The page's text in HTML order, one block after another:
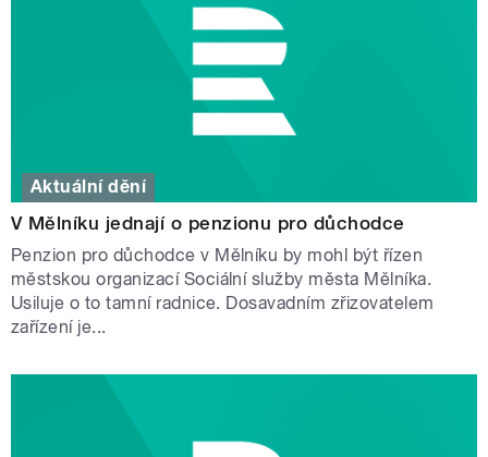
Aktuální dění
V Mělníku jednají o penzionu pro důchodce
Penzion pro důchodce v Mělníku by mohl být řízen
městskou organizací Sociální služby města Mělníka.
Usiluje o to tamní radnice. Dosavadním zřizovatelem
zařízení je...